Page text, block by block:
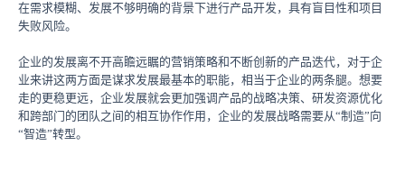
在需求模糊、发展不够明确的背景下进行产品开发，具有盲目性和项目
失败风险。
企业的发展离不开高瞻远瞩的营销策略和不断创新的产品迭代，对于企
业来讲这两方面是谋求发展最基本的职能，相当于企业的两条腿。想要
走的更稳更远，企业发展就会更加强调产品的战略决策、研发资源优化
和跨部门的团队之间的相互协作作用，企业的发展战略需要从“制造”向
“智造”转型。